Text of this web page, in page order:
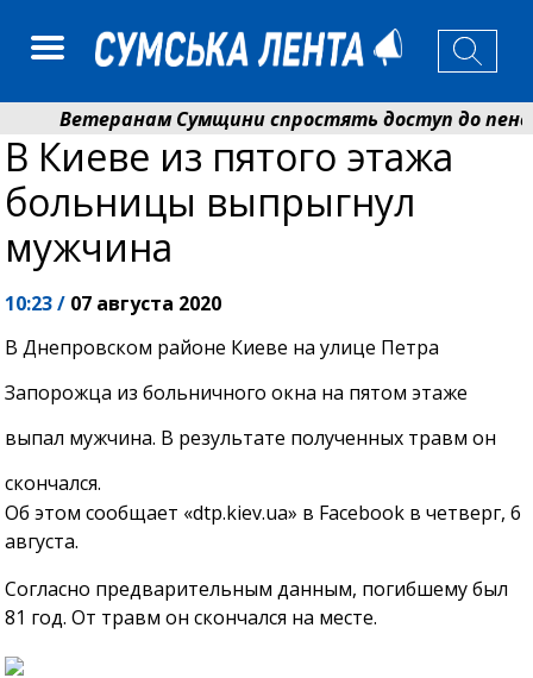
Ветеранам Сумщини спростять доступ до
Романько розширює програму відпочинку дітей
В Киеве из пятого этажа
больницы выпрыгнул
мужчина
10:23 / 07 августа 2020
В Днепровском районе Киеве на улице Петра
Запорожца из больничного окна на пятом этаже
выпал мужчина. В результате полученных травм он
скончался.
Об этом сообщает «dtp.kiev.ua» в Facebook в четверг, 6
августа.
Согласно предварительным данным, погибшему был
81 год. От травм он скончался на месте.